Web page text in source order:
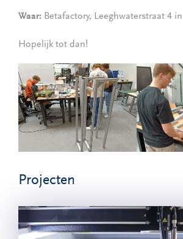
Waar: Betafactory, Leeghwaterstraat 4
Hopelijk tot dan!
Projecten